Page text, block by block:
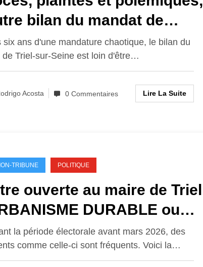
bilan du mandat de
Aoun
six ans d'une mandature chaotique, le bilan du
de Triel-sur-Seine est loin d'être…
Acosta 0 Commentaires Lire La Suite
TRIBUNE POLITIQUE
ouverte au maire de Triel
DURABLE ou
PUBLIC »
«
la période électorale avant mars 2026, des
comme celle-ci sont fréquents. Voici la…